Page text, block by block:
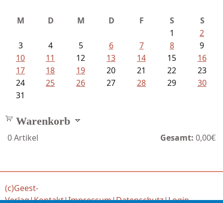
M D M D F S
S
1
2
3
4 5 6 7 8
9
10
11 12 13 14 15
16
17
18 19 20 21 22
23
24
25 26 27 28 29
30
31
Warenkorb
0Artikel Gesamt: 0,00€
(c)Geest-
Verlag|Kontakt|Impressum|Datenschutz|Login